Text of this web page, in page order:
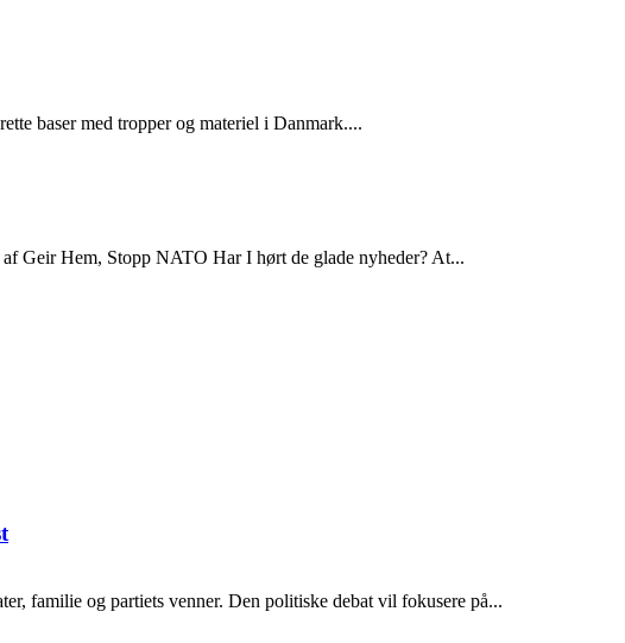
baser med tropper og materiel i Danmark....
Geir Hem, Stopp NATO Har I hørt de glade nyheder? At...
familie og partiets venner. Den politiske debat vil fokusere på...